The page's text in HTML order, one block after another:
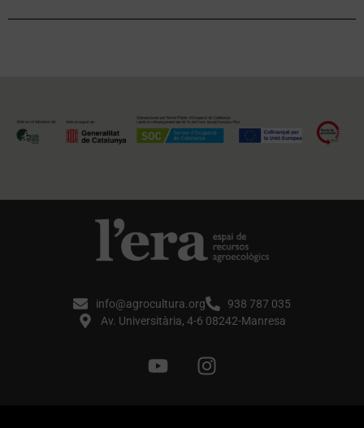
info@agrocultura.org
938 787 035
Av. Universitària, 4-6 08242-Manresa